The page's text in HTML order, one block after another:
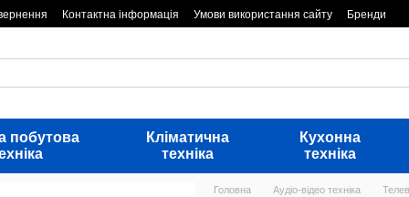
Контактна інформація Умови використання сайту Бренди
побутова
Кліматична
техніка
Кухонна
техніка
Головна Аудіо-відео техніка